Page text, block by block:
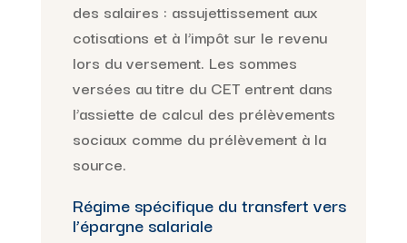
des salaires : assujettissement aux
cotisations et à l’impôt sur le revenu
lors du versement. Les sommes
versées au titre du CET entrent dans
l’assiette de calcul des prélèvements
sociaux comme du prélèvement à la
source.
Régime spécifique du transfert vers
l’épargne salariale